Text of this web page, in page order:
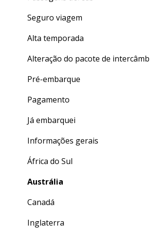
Seguro viagem
Alta temporada
Alteração do pacote de
Pré-embarque
Pagamento
Já embarquei
Informações gerais
África do Sul
Austrália
Canadá
Inglaterra